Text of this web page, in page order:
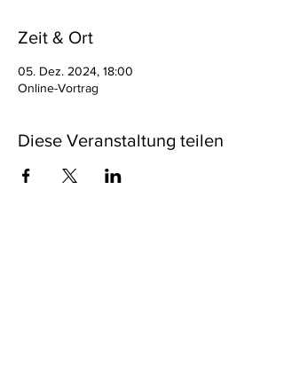
Zeit & Ort
05. Dez. 2024, 18:00
Online-Vortrag
Diese Veranstaltung teilen